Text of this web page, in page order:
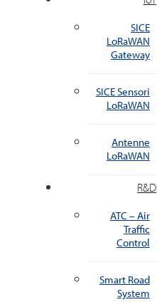
SICE
LoRaWAN
Gateway
SICE Sensori
LoRaWAN
Antenne
LoRaWAN
R&D
ATC – Air
Traffic
Control
Smart Road
System